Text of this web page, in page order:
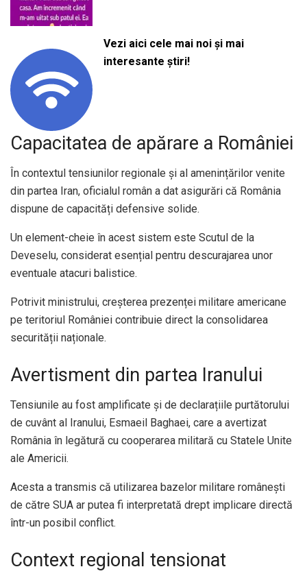
Vezi aici cele mai noi și mai
interesante știri!
Capacitatea de apărare a României
În contextul tensiunilor regionale și al amenințărilor venite
din partea Iran, oficialul român a dat asigurări că România
dispune de capacități defensive solide.
Un element-cheie în acest sistem este Scutul de la
Deveselu, considerat esențial pentru descurajarea unor
eventuale atacuri balistice.
Potrivit ministrului, creșterea prezenței militare americane
pe teritoriul României contribuie direct la consolidarea
securității naționale.
Avertisment din partea Iranului
Tensiunile au fost amplificate și de declarațiile purtătorului
de cuvânt al Iranului, Esmaeil Baghaei, care a avertizat
România în legătură cu cooperarea militară cu Statele Unite
ale Americii.
Acesta a transmis că utilizarea bazelor militare românești
de către SUA ar putea fi interpretată drept implicare directă
într-un posibil conflict.
Context regional tensionat